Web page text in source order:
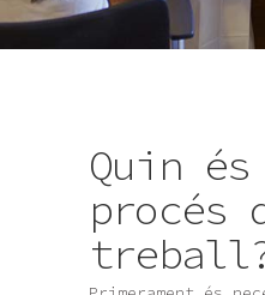
Quin
procés